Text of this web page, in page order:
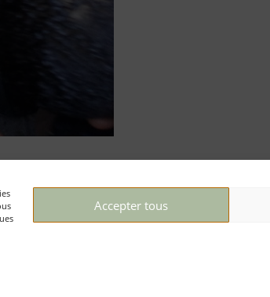
Accepter tous
et photos : © Mémoire d’Auschwitz ASBL/ Daniel